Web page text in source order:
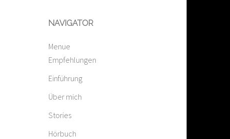
NAVIGATOR
Menue
Empfehlungen
Einführung
Über mich
Stories
Hörbuch